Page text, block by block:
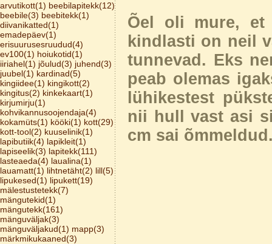
arvutikott(1) beebilapitekk(12)
beebile(3) beebitekk(1)
diivanikatted(1)
emadepäev(1)
erisuurusesruudud(4)
ev100(1) hoiukotid(1)
iiriahel(1) jõulud(3) juhend(3)
juubel(1) kardinad(5)
kingiidee(1) kingikott(2)
kingitus(2) kinkekaart(1)
kirjumirju(1)
kohvikannusoojendaja(4)
kokamüts(1) kööki(1) kott(29)
kott-tool(2) kuuselinik(1)
lapibutiik(4) lapikleit(1)
lapiseelik(3) lapitekk(111)
lasteaeda(4) laualina(1)
lauamatt(1) lihtnetäht(2) lill(5)
lipukesed(1) lipukett(19)
mälestustetekk(7)
mängutekid(1)
mängutekk(161)
mänguväljak(3)
mänguväljakud(1) mapp(3)
märkmikukaaned(3)
Õel oli mure,
kindlasti on neil
tunnevad. Eks
peab olemas
lühikestest
nii hull vast asi
cm sai